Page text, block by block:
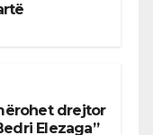
drejtor
Elezaga”